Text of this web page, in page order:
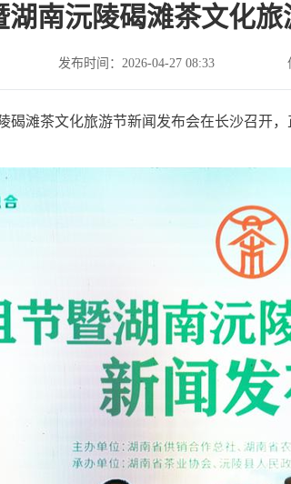
湖南沅陵碣滩茶文化
发布时间：2026-04-27 08:33
滩茶文化旅游节新闻发布会在长沙召开